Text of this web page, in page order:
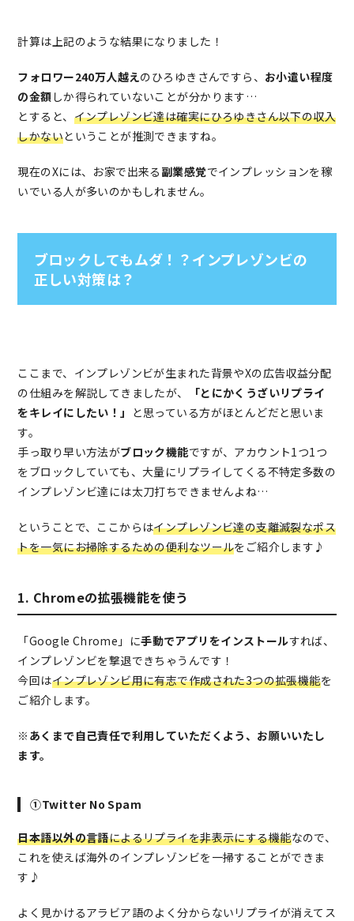
計算は上記のような結果になりました！
フォロワー240万人越えのひろゆきさんですら、 お小遣い程度
の金額 しか得られていないことが分かります…
とすると、 インプレゾンビ達は確実にひろゆきさん以下の収入
しかないということが推測できますね。
現在のXには、お家で出来る 副業感覚でインプレッションを稼
いでいる人が多いのかもしれません。
ブロックしてもムダ！？インプレゾンビの
正しい対策は？
ここまで、インプレゾンビが生まれた背景やXの広告収益分配
の仕組みを解説してきましたが、
「とにかくうざいリプライ
をキレイにしたい！」 と思っている方がほとんどだと思いま
す。
手っ取り早い方法がブロック機能ですが、アカウント1つ1つ
をブロックしていても、大量にリプライしてくる不特定多数の
インプレゾンビ達には太刀打ちできませんよね…
ということで、ここからはインプレゾンビ達の支離滅裂なポス
トを一気にお掃除するための便利なツールをご紹介します♪
1. Chromeの拡張機能を使う
「Google Chrome」に手動でアプリをインストールすれば、
インプレゾンビを撃退できちゃうんです！
今回はインプレゾンビ用に有志で作成された3つの拡張機能を
ご紹介します。
※あくまで自己責任で利用していただくよう、お願いいたし
ます。
①Twitter No Spam
日本語以外の言語によるリプライを非表示にする機能なので、
これを使えば海外のインプレゾンビを一掃することができま
す♪
よく見かけるアラビア語のよく分からないリプライが消えてス